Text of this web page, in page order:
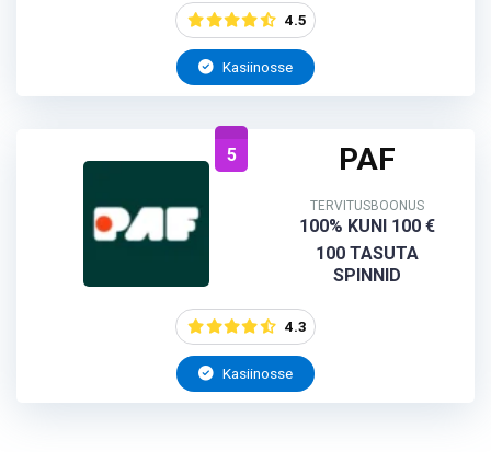
4.5
Kasiinosse
5 PAF
TERVITUSBOONUS
100% KUNI 100 €
100 TASUTA
SPINNID
4.3
Kasiinosse